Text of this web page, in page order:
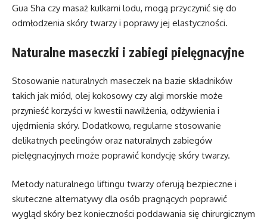
Gua Sha czy masaż kulkami lodu, mogą przyczynić się do
odmłodzenia skóry twarzy i poprawy jej elastyczności.
Naturalne maseczki i zabiegi pielęgnacyjne
Stosowanie naturalnych maseczek na bazie składników
takich jak miód, olej kokosowy czy algi morskie może
przynieść korzyści w kwestii nawilżenia, odżywienia i
ujędrnienia skóry. Dodatkowo, regularne stosowanie
delikatnych peelingów oraz naturalnych zabiegów
pielęgnacyjnych może poprawić kondycję skóry twarzy.
Metody naturalnego liftingu twarzy oferują bezpieczne i
skuteczne alternatywy dla osób pragnących poprawić
wygląd skóry bez konieczności poddawania się chirurgicznym